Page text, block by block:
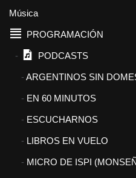
Música
PROGRAMACIÓN
PODCASTS
ARGENTINOS SIN
EN 60 MINUTOS
ESCUCHARNOS
LIBROS EN VUELO
MICRO DE ISPI